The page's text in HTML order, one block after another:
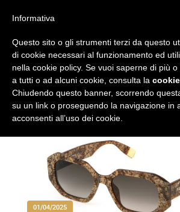
01/04/2025
Informativa
Questo sito o gli strumenti terzi da questo
di cookie necessari al funzionamento ed
nella cookie policy. Se vuoi saperne di più
a tutti o ad alcuni cookie, consulta la
Chiudendo questo banner, scorrendo
su un link o proseguendo la navigazione in
acconsenti all’uso dei cookie.